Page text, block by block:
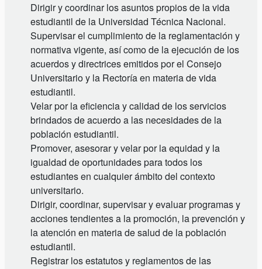
Dirigir y coordinar los asuntos propios de la vida
estudiantil de la Universidad Técnica Nacional.
Supervisar el cumplimiento de la reglamentación y
normativa vigente, así como de la ejecución de los
acuerdos y directrices emitidos por el Consejo
Universitario y la Rectoría en materia de vida
estudiantil.
Velar por la eficiencia y calidad de los servicios
brindados de acuerdo a las necesidades de la
población estudiantil.
Promover, asesorar y velar por la equidad y la
igualdad de oportunidades para todos los
estudiantes en cualquier ámbito del contexto
universitario.
Dirigir, coordinar, supervisar y evaluar programas y
acciones tendientes a la promoción, la prevención y
la atención en materia de salud de la población
estudiantil.
Registrar los estatutos y reglamentos de las